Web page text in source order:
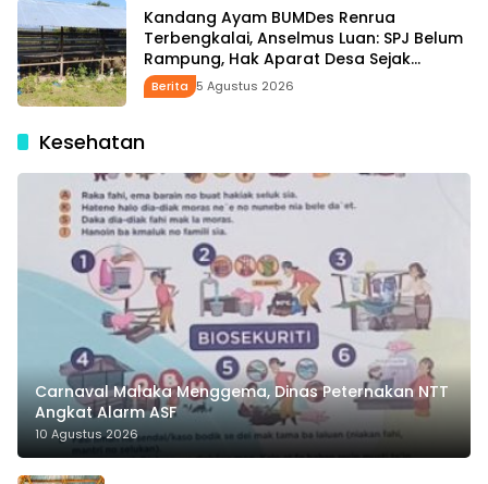
Kandang Ayam BUMDes Renrua
Terbengkalai, Anselmus Luan: SPJ Belum
Rampung, Hak Aparat Desa Sejak
Januari Belum Dibayar
Berita 5 Agustus 2026
Kesehatan
Carnaval Malaka Menggema, Dinas Peternakan NTT
Angkat Alarm ASF
10 Agustus 2026